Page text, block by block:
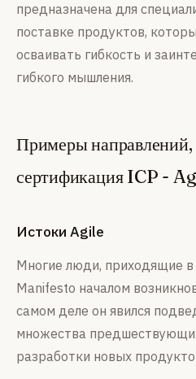
предназначена для
поставке продуктов,
осваивать гибкость и
гибкого мышления.
Примеры направлений,
сертификация ICP -
Истоки Agile
Многие люди, приходящие
Manifesto началом
самом деле он явился
множества
разработки новых